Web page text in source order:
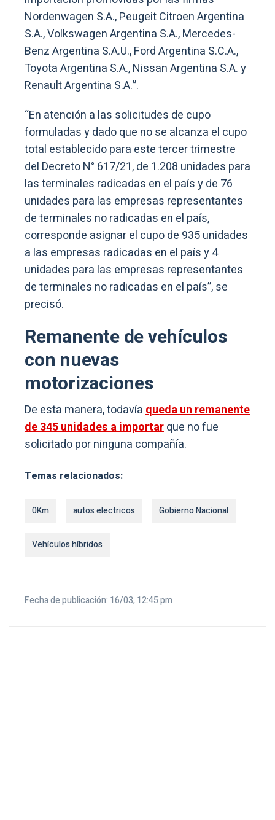
Nordenwagen S.A., Peugeit Citroen Argentina
S.A., Volkswagen Argentina S.A., Mercedes-
Benz Argentina S.A.U., Ford Argentina S.C.A.,
Toyota Argentina S.A., Nissan Argentina S.A. y
Renault Argentina S.A.”.
“En atención a las solicitudes de cupo
formuladas y dado que no se alcanza el cupo
total establecido para este tercer trimestre
del Decreto N° 617/21, de 1.208 unidades para
las terminales radicadas en el país y de 76
unidades para las empresas representantes
de terminales no radicadas en el país,
corresponde asignar el cupo de 935 unidades
a las empresas radicadas en el país y 4
unidades para las empresas representantes
de terminales no radicadas en el país”, se
precisó.
Remanente de vehículos
con nuevas
motorizaciones
De esta manera, todavíaqueda un remanente
de 345 unidades a importarque no fue
solicitado por ninguna compañía.
Temas relacionados:
0Km autos electricos Gobierno Nacional
Vehículos híbridos
Fecha de publicación: 16/03, 12:45 pm